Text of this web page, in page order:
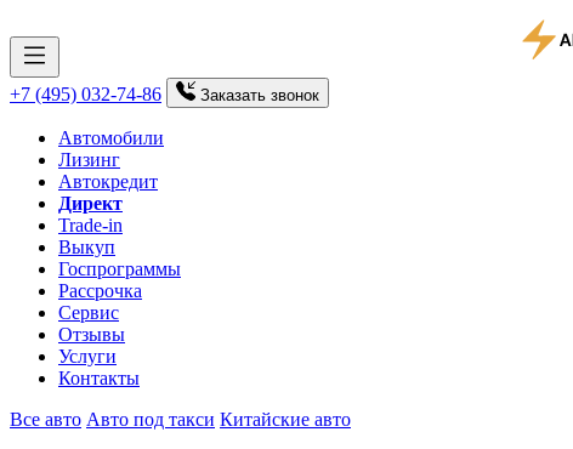
+7 (495) 032-74-86 Заказать звонок
Автомобили
Лизинг
Автокредит
Директ
Trade-in
Выкуп
Госпрограммы
Рассрочка
Сервис
Отзывы
Услуги
Контакты
Все авто Авто под такси Китайские авто